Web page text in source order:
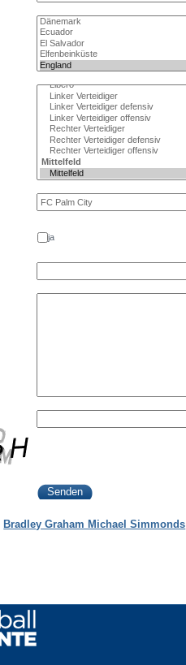
ja
Bradley Graham Michael Simmonds